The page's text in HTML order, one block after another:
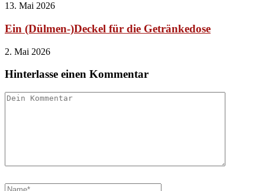
13. Mai 2026
Ein (Dülmen-)Deckel für die Getränkedose
2. Mai 2026
Hinterlasse einen Kommentar